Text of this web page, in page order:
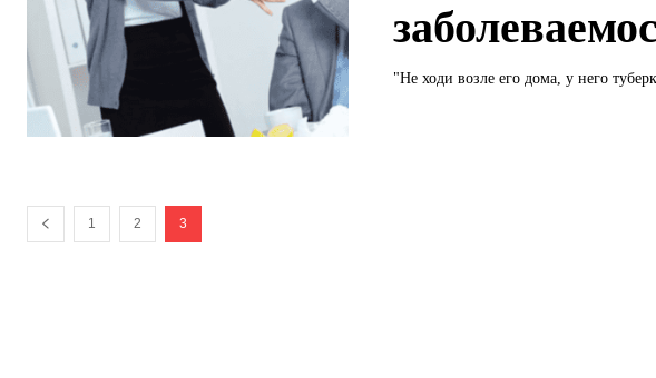
"Не ходи возле его дома, у него
1 2 3